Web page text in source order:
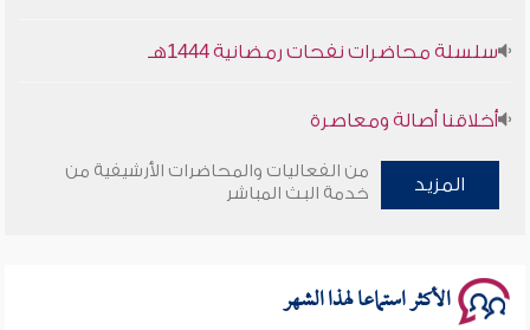
سلسلة محاضرات نفحات رمضانية 1444هـ
أخلاقنا أصالة ومعاصرة
وأمنهم من خوف 9
المزيد
من الفعاليات والمحاضرات الأرشيفية من
خدمة البث المباشر
الأكثر استماعا لهذا الشهر